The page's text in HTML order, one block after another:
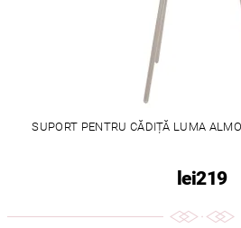
SUPORT PENTRU CĂDIȚĂ LUMA
lei219